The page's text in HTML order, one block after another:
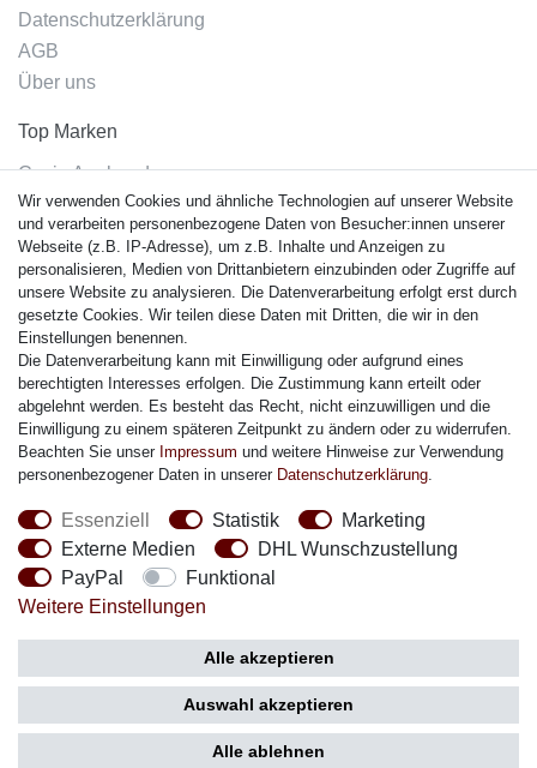
Datenschutzerklärung
AGB
Über uns
Top Marken
Casio Armband
Festina Armband
Citizen Armband
M. Lacroix Armband
J. Lemans Armband
Uhrenarmbänder - Alle
Sicherheit
Social Media
Zahlung
Wir verwenden Cookies und ähnliche Technologien auf unserer Website
und verarbeiten personenbezogene Daten von Besucher:innen unserer
Webseite (z.B. IP-Adresse), um z.B. Inhalte und Anzeigen zu
personalisieren, Medien von Drittanbietern einzubinden oder Zugriffe auf
unsere Website zu analysieren. Die Datenverarbeitung erfolgt erst durch
gesetzte Cookies. Wir teilen diese Daten mit Dritten, die wir in den
Einstellungen benennen.
Die Datenverarbeitung kann mit Einwilligung oder aufgrund eines
berechtigten Interesses erfolgen. Die Zustimmung kann erteilt oder
abgelehnt werden. Es besteht das Recht, nicht einzuwilligen und die
Einwilligung zu einem späteren Zeitpunkt zu ändern oder zu widerrufen.
Beachten Sie unser Impressum und weitere Hinweise zur Verwendung
personenbezogener Daten in unserer Daten­schutz­erklärung
Essenziell Statistik
Marketing
Externe Medien
DHL Wunschzustellung
PayPal
Funktional
Weitere Einstellungen
Alle akzeptieren
Auswahl akzeptieren
Alle ablehnen